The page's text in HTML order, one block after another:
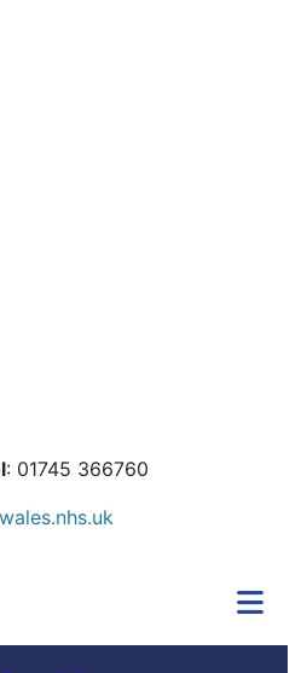
: 01745 366760